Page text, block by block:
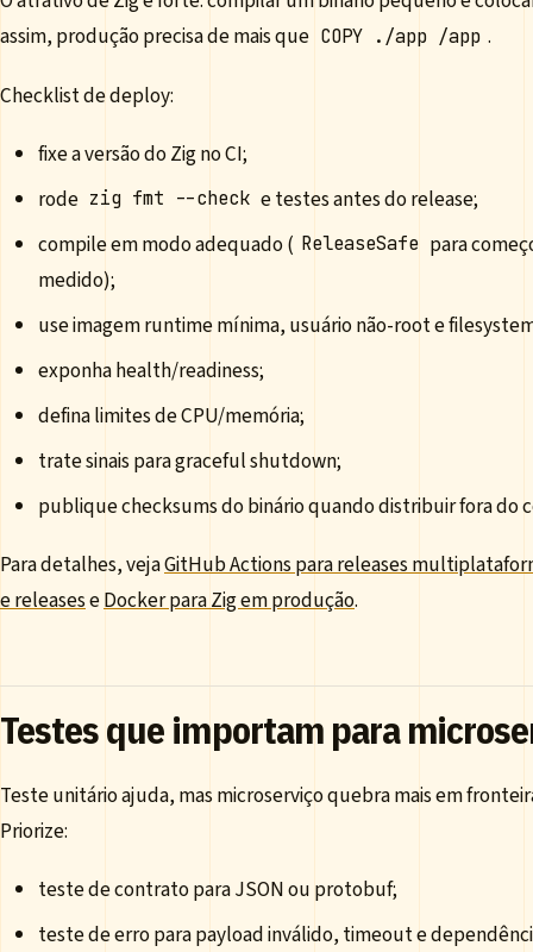
assim, produção precisa de mais que COPY ./app /app .
Checklist de deploy:
fixe a versão do Zig no CI;
rode zig fmt --check e testes antes do release;
compile em modo adequado ( ReleaseSafe para
medido);
use imagem runtime mínima, usuário não-root e
exponha health/readiness;
defina limites de CPU/memória;
trate sinais para graceful shutdown;
publique checksums do binário quando distribuir fora do
Para detalhes, vejaGitHub Actions para releases
e releaseseDocker para Zig em produção.
Testes que importam para
Teste unitário ajuda, mas microserviço quebra mais em
Priorize:
teste de contrato para JSON ou protobuf;
teste de erro para payload inválido, timeout e